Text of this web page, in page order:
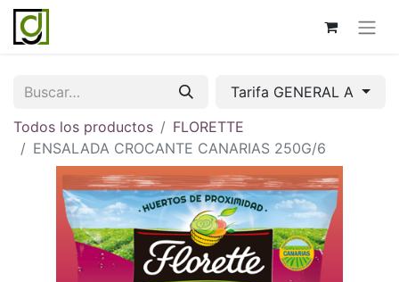
Tarifa GENERAL A
Todos los productos
FLORETTE
ENSALADA CROCANTE CANARIAS 250G/6